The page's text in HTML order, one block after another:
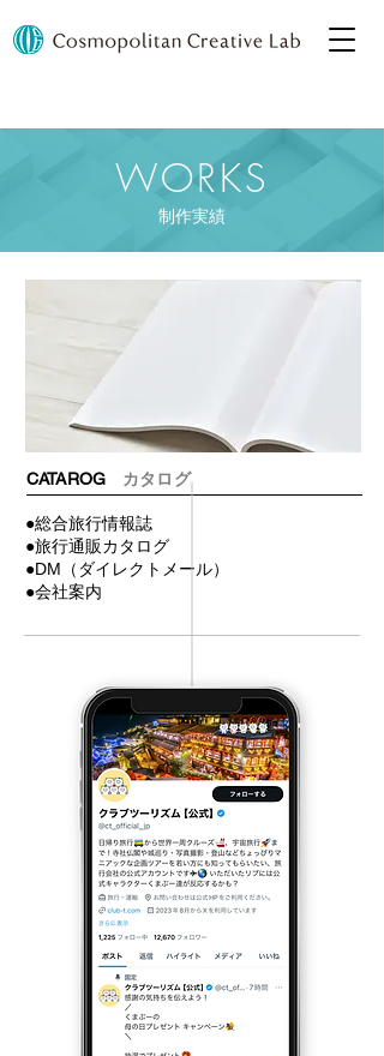
WORKS
​制作実績
CATAROG カタログ
●総合旅行情報誌
●旅行通販カタログ
​●DM（ダイレクトメール）
​●会社案内